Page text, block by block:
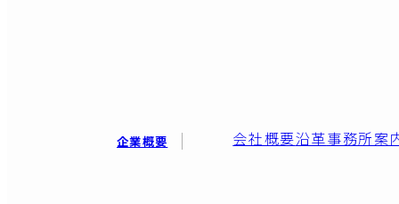
企業概要 会社概要沿革事務所案